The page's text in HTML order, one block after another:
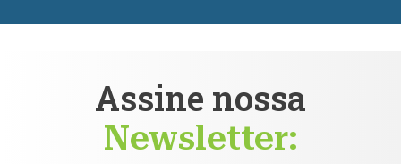
Assine nossa
Newsletter: